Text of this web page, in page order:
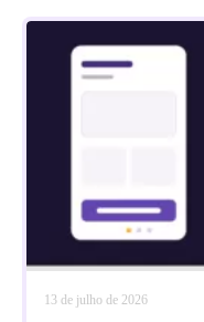
13 de julho de 2026